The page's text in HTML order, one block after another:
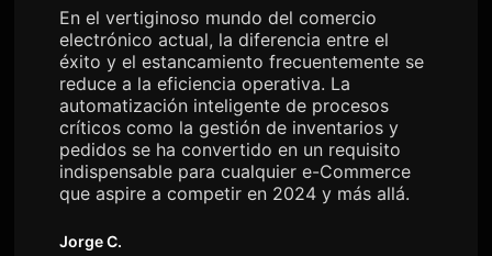
En el vertiginoso mundo del comercio
electrónico actual, la diferencia entre el
éxito y el estancamiento frecuentemente se
reduce a la eficiencia operativa. La
automatización inteligente de procesos
críticos como la gestión de inventarios y
pedidos se ha convertido en un requisito
indispensable para cualquier e-Commerce
que aspire a competir en 2024 y más allá.
Jorge C.